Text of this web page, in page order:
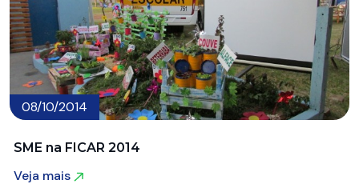
08/10/2014
SME na FICAR 2014
Veja mais